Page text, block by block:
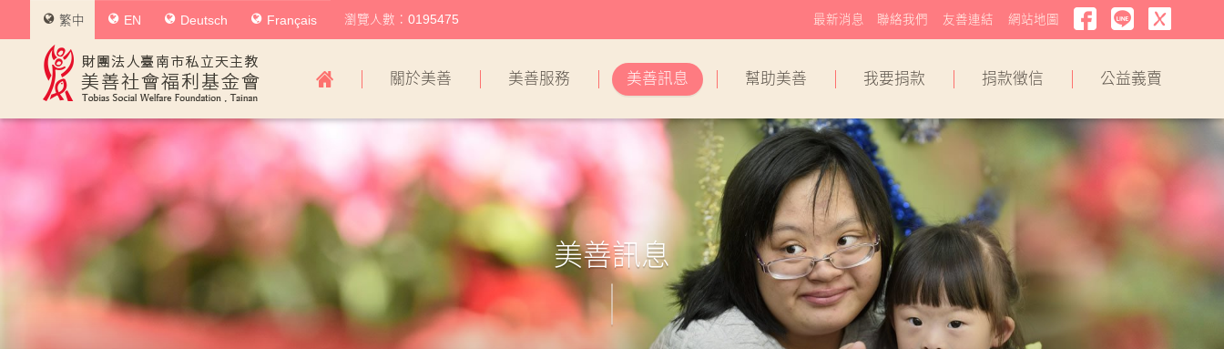
社
會
福
利
金
會
關於美善 美善服務 美善訊息 幫助美善 我要捐款 捐款徵信 公益義賣
繁中 EN Deutsch Français 瀏覽人數：0195475 最新消息 聯絡我們 友善連結 網站地圖
美善訊息